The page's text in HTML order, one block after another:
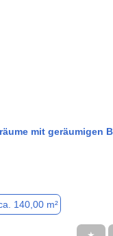
mit geräumigen
140,00 m²